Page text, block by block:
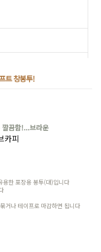
트 창봉투!
끔함!...브라운
용한 포장용 봉투(대)입니다
거나 테이프로 마감하면 됩니다